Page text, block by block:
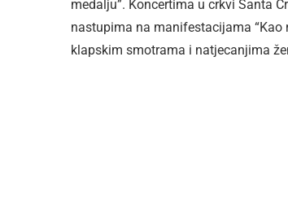
medalju”. Koncertima u crkvi Santa
nastupima na manifestacijama “Kao
klapskim smotrama i natjecanjima